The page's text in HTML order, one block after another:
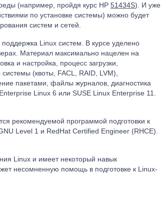
(например, пройдя курс HP 51434S). И уже
по установке системы) можно будет
систем и сетей.
Linux систем. В курсе уделено
Материал максимально нацелен на
и настройка, процесс загрузки,
(квоты, FACL, RAID, LVM),
пакетами, файлы журналов, диагностика
Linux 6 или SUSE Linux Enterprise 11.
рекомендуемой программой подготовки к
Level 1 и RedHat Certified Engineer (RHCE).
Linux и имеет некоторый навык
несомненную помощь в подготовке к Linux-